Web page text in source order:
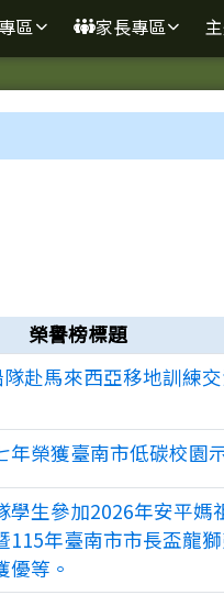
區 家長專區
榮譽榜標題
赴馬來西亞移地訓練
年榮獲臺南市低碳校園
學生參加2026年安平媽
115年臺南市市長盃龍
優等。